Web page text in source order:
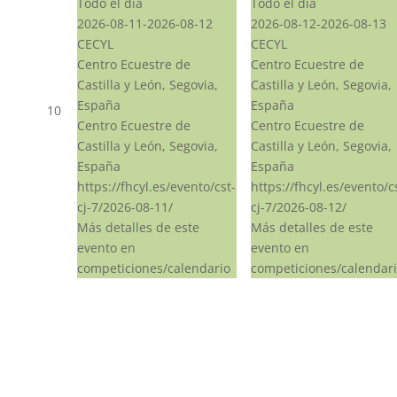
10
2026-08-11-2026-08-12
CECYL
Centro Ecuestre de
Castilla y León, Segovia,
España
Centro Ecuestre de
Castilla y León, Segovia,
España
https://fhcyl.es/evento/cst-
cj-7/2026-08-11/
Más detalles de este
evento en
competiciones/calendario
2026-08-12-2026-08-13
CECYL
Centro Ecuestre de
Castilla y León, Segovia,
España
Centro Ecuestre de
Castilla y León, Segovia,
España
https://fhcyl.es/evento/
cj-7/2026-08-12/
Más detalles de este
evento en
competiciones/